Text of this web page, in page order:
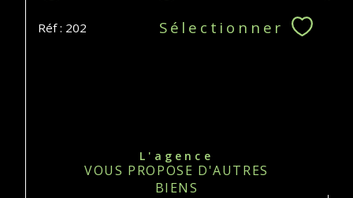
Réf : 202 Sélectionner
L'agence
VOUS PROPOSE D'AUTRES
BIENS